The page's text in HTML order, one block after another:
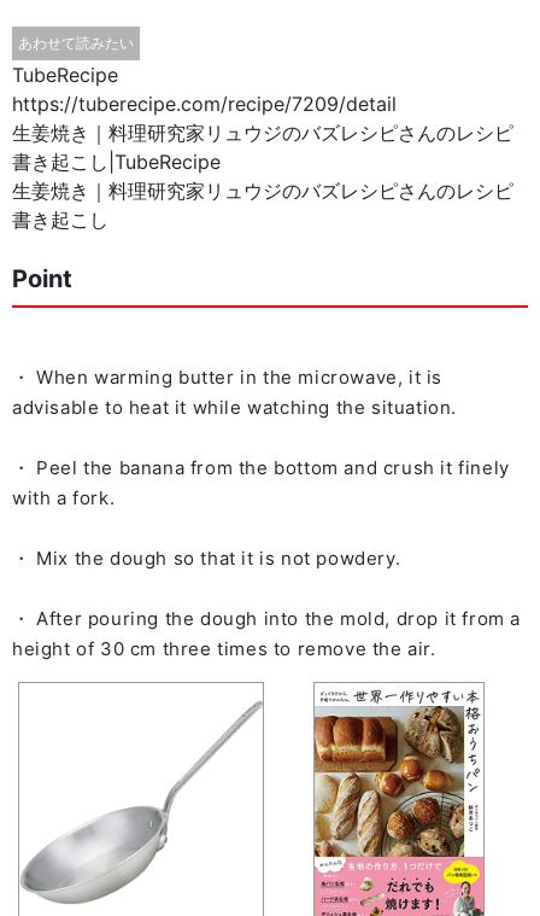
TubeRecipe
https://tuberecipe.com/recipe/7209/detail
生姜焼き｜料理研究家リュウジのバズレシピさんのレシピ
書き起こし|TubeRecipe
生姜焼き｜料理研究家リュウジのバズレシピさんのレシピ
書き起こし
Point
・ When warming butter in the microwave, it is
advisable to heat it while watching the situation.
・ Peel the banana from the bottom and crush it finely
with a fork.
・ Mix the dough so that it is not powdery.
・ After pouring the dough into the mold, drop it from a